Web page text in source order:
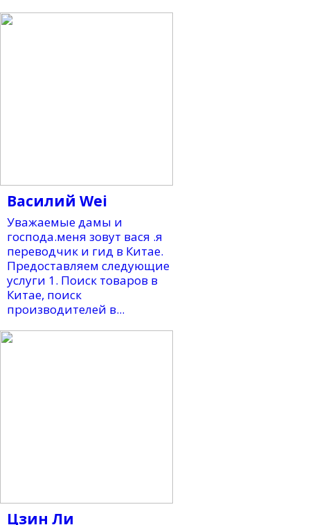
Василий Wei
Уважаемые дамы и
господа.меня зовут вася .я
переводчик и гид в Китае.
Предоставляем следующие
услуги 1. Поиск товаров в
Китае, поиск
производителей в...
Цзин Ли